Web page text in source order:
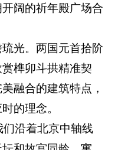
阔的祈年殿广场合
光。两国元首拾阶
榫卯斗拱精准契
融合的建筑特点，
的理念。
们沿着北京中轴线